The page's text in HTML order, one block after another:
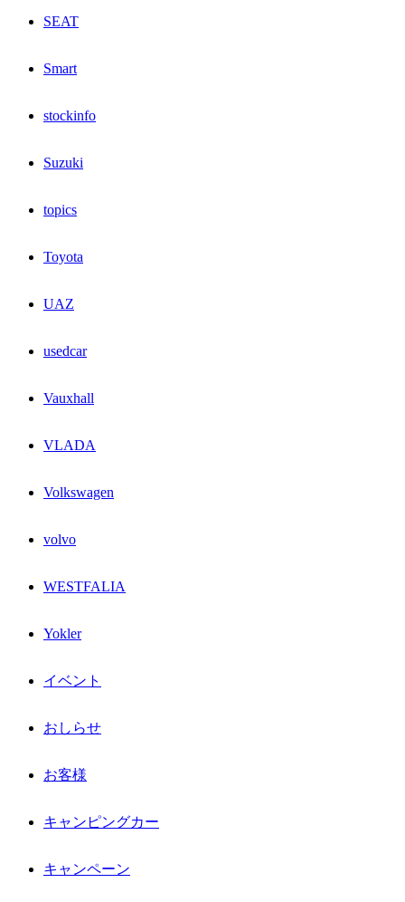
SEAT
Smart
stockinfo
Suzuki
topics
Toyota
UAZ
usedcar
Vauxhall
VLADA
Volkswagen
volvo
WESTFALIA
Yokler
イベント
おしらせ
お客様
キャンピングカー
キャンペーン